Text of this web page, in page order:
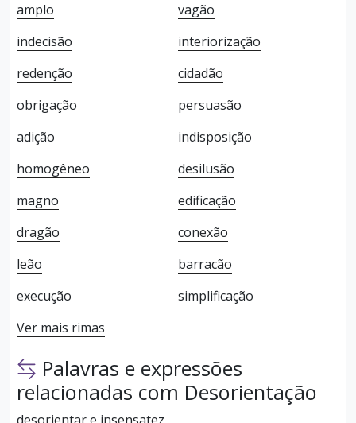
amplo
vagão
indecisão
interiorização
redenção
cidadão
obrigação
persuasão
adição
indisposição
homogêneo
desilusão
magno
edificação
dragão
conexão
leão
barracão
execução
simplificação
Ver mais rimas
Palavras e expressões
relacionadas com Desorientação